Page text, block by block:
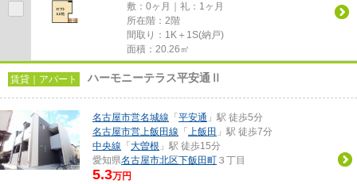
敷：0ヶ月｜礼：1ヶ月
所在階：2階
間取り：1K＋1S(納戸)
面積：20.26㎡
賃貸｜アパート ハーモニーテラス平安通Ⅱ
名古屋市営名城線 「 平安通 」駅 徒歩5分
名古屋市営上飯田線 「 上飯田 」駅 徒歩7分
中央線 「 大曽根 」駅 徒歩15分
愛知県名古屋市北区下飯田町 ３丁目
5.3万円